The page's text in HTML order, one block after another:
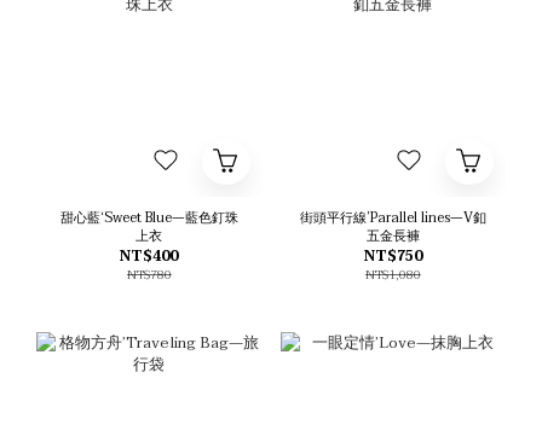
甜心藍‘Sweet Blue—藍色釘珠
上衣
NT$400
NT$780
街頭平行線’Parallel lines—V釦
五金長褲
NT$750
NT$1,080